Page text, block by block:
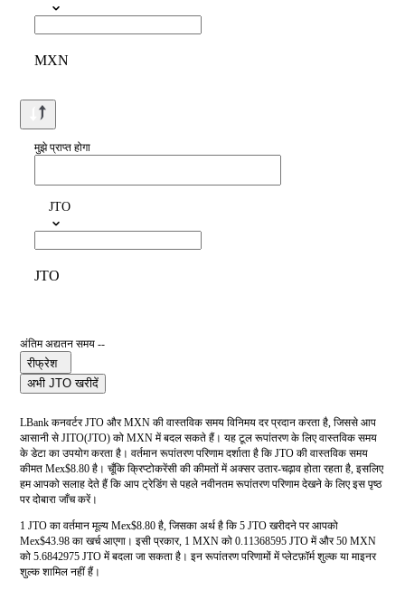
MXN
मुझे प्राप्त होगा
JTO
JTO
अंतिम अद्यतन समय --
रीफ्रेश
अभी JTO खरीदें
LBank कनवर्टर JTO और MXN की वास्तविक समय विनिमय दर प्रदान करता है, जिससे आप
आसानी से JITO(JTO) को MXN में बदल सकते हैं। यह टूल रूपांतरण के लिए वास्तविक समय
के डेटा का उपयोग करता है। वर्तमान रूपांतरण परिणाम दर्शाता है कि JTO की वास्तविक समय
कीमत Mex$8.80 है। चूँकि क्रिप्टोकरेंसी की कीमतों में अक्सर उतार-चढ़ाव होता रहता है, इसलिए
हम आपको सलाह देते हैं कि आप ट्रेडिंग से पहले नवीनतम रूपांतरण परिणाम देखने के लिए इस पृष्ठ
पर दोबारा जाँच करें।
1 JTO का वर्तमान मूल्य Mex$8.80 है, जिसका अर्थ है कि 5 JTO खरीदने पर आपको
Mex$43.98 का खर्च आएगा। इसी प्रकार, 1 MXN को 0.11368595 JTO में और 50 MXN
को 5.6842975 JTO में बदला जा सकता है। इन रूपांतरण परिणामों में प्लेटफ़ॉर्म शुल्क या माइनर
शुल्क शामिल नहीं हैं।